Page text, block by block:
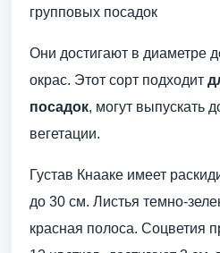
групповых посадок
Они достигают в диаметре
окрас. Этот сорт подходит
посадок, могут выпускать
вегетации.
Густав Кнааке имеет
до 30 см. Листья темно-
красная полоса. Соцветия